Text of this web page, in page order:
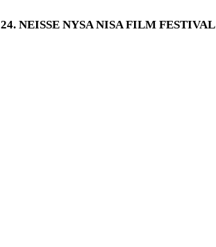
24. NEISSE NYSA NISA FILM FESTIVAL